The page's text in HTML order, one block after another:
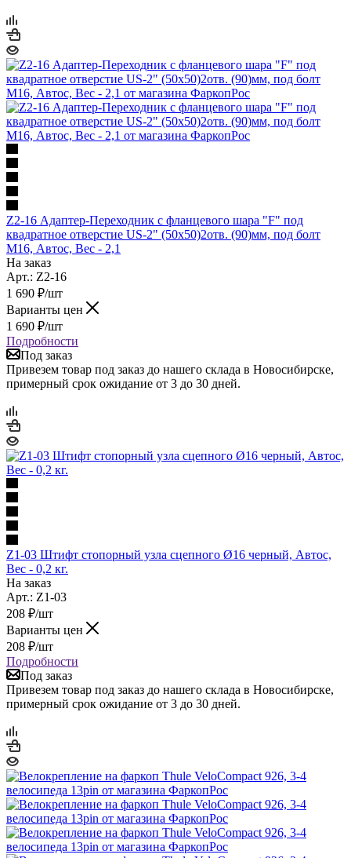
Z2-16 Адаптер-Переходник с фланцевого шара "F" под
квадратное отверстие US-2" (50х50)2отв. (90)мм, под болт
М16, Автос, Вес - 2,1
На заказ
Арт.: Z2-16
1 690 ₽/шт
Варианты цен
1 690 ₽/шт
Подробности
Под заказ
Привезем товар под заказ до нашего склада в Новосибирске,
примерный срок ожидание от 3 до 30 дней.
Z1-03 Штифт стопорный узла сцепного Ø16 черный, Автос,
Вес - 0,2 кг.
На заказ
Арт.: Z1-03
208 ₽/шт
Варианты цен
208 ₽/шт
Подробности
Под заказ
Привезем товар под заказ до нашего склада в Новосибирске,
примерный срок ожидание от 3 до 30 дней.